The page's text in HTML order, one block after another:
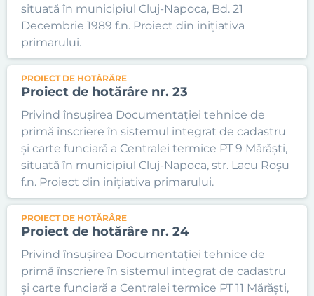
situată în municipiul Cluj-Napoca, Bd. 21
Decembrie 1989 f.n. Proiect din inițiativa
primarului.
PROIECT DE HOTĂRÂRE
Proiect de hotărâre nr. 23
Privind însușirea Documentației tehnice de
primă înscriere în sistemul integrat de cadastru
și carte funciară a Centralei termice PT 9 Mărăști,
situată în municipiul Cluj-Napoca, str. Lacu Roșu
f.n. Proiect din inițiativa primarului.
PROIECT DE HOTĂRÂRE
Proiect de hotărâre nr. 24
Privind însușirea Documentației tehnice de
primă înscriere în sistemul integrat de cadastru
și carte funciară a Centralei termice PT 11 Mărăști,